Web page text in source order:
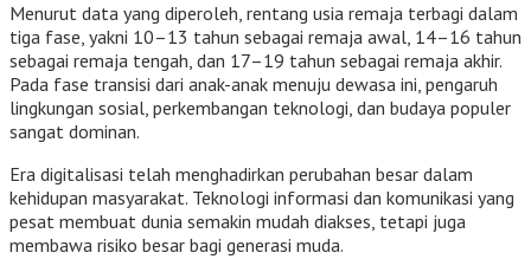
Menurut data yang diperoleh, rentang usia remaja terbagi dalam
tiga fase, yakni 10–13 tahun sebagai remaja awal, 14–16 tahun
sebagai remaja tengah, dan 17–19 tahun sebagai remaja akhir.
Pada fase transisi dari anak-anak menuju dewasa ini, pengaruh
lingkungan sosial, perkembangan teknologi, dan budaya populer
sangat dominan.
Era digitalisasi telah menghadirkan perubahan besar dalam
kehidupan masyarakat. Teknologi informasi dan komunikasi yang
pesat membuat dunia semakin mudah diakses, tetapi juga
membawa risiko besar bagi generasi muda.